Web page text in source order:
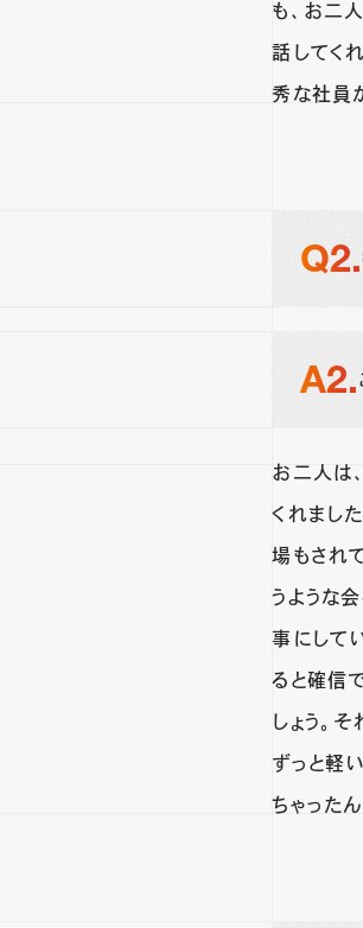
も、お二
話してく
秀な社員
お二人は
くれまし
場もされ
うような
事にして
ると確信
しょう。
ずっと軽
ちゃった